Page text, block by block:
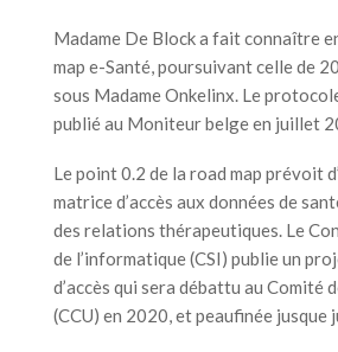
Madame De Block a fait connaître
map e-Santé, poursuivant celle de
sous Madame Onkelinx. Le
publié au Moniteur belge en juillet
Le point 0.2 de la road map prévoit
matrice d’accès aux données de
des relations thérapeutiques. Le
de l’informatique (CSI) publie un
d’accès qui sera débattu au Comité
(CCU) en 2020, et peaufinée jusque